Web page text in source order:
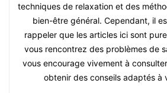
techniques de relaxation et des
bien-être général. Cependant, il
rappeler que les articles ici sont
vous rencontrez des problèmes de
vous encourage vivement à
obtenir des conseils adaptés à